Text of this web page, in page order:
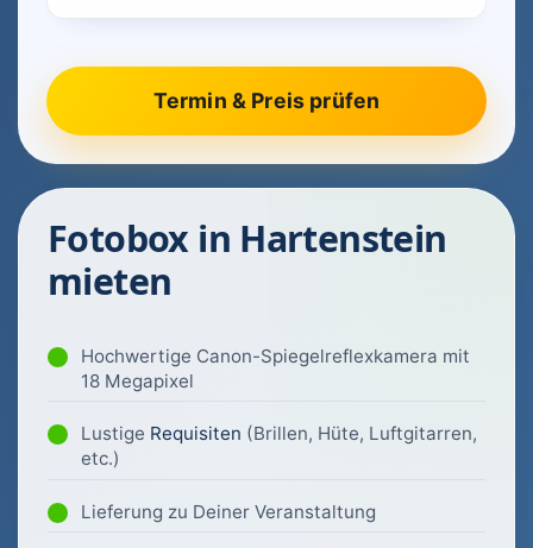
Fotobox in Hartenstein
mieten
Hochwertige Canon-Spiegelreflexkamera mit
18 Megapixel
Lustige Requisiten (Brillen, Hüte, Luftgitarren,
etc.)
Lieferung zu Deiner Veranstaltung